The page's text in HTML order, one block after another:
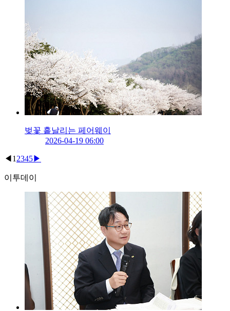
벚꽃 흩날리는 페어웨이
2026-04-19 06:00
◀ 1 2345▶
이투데이